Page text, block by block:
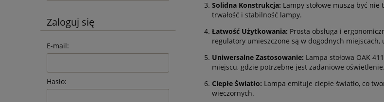
Zaloguj się
E-mail:
Hasło:
Solidna Konstrukcja: Lampy stołowe muszą być
trwałość i stabilność lampy.
Łatwość Użytkowania: Prosta obsługa i
regulatory umieszczone są w dogodnych miejscach,
Uniwersalne Zastosowanie: Lampa stołowa OAK
miejscu, gdzie potrzebne jest zadaniowe oświetlenie.
Ciepłe Światło: Lampa emituje ciepłe światło, co
wieczornych.